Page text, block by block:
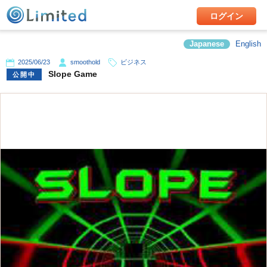
ログイン
Japanese English
2025/06/23 smoothold
ビジネス
公開中
Slope Game